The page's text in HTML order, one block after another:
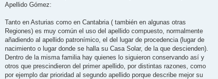
Apellido Gómez:
Tanto en Asturias como en Cantabria ( también en algunas otras
Regiones) es muy común el uso del apellido compuesto, normalmente
añadiendo al apellido patronímico, el del lugar de procedencia (lugar de
nacimiento o lugar donde se halla su Casa Solar, de la que descienden).
Dentro de la misma familia hay quienes lo siguieron conservando así y
otros que prescindieron del primer apellido, por distintas razones, como
por ejemplo dar prioridad al segundo apellido porque describe mejor su